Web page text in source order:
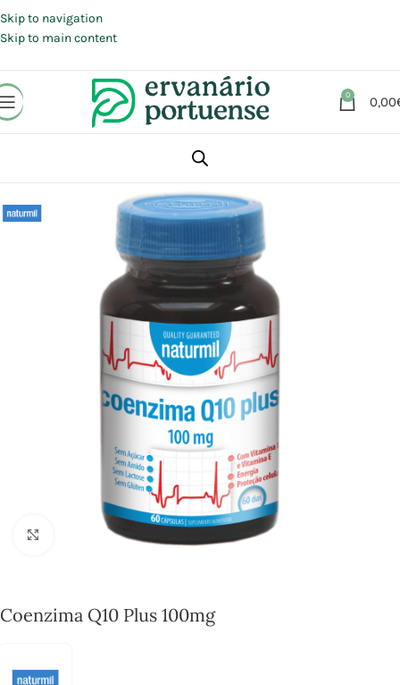
Skip to navigation
Skip to main content
0 0,00
Suplementos alimentares
Click to enlarge
Coenzima Q10 Plus 100mg